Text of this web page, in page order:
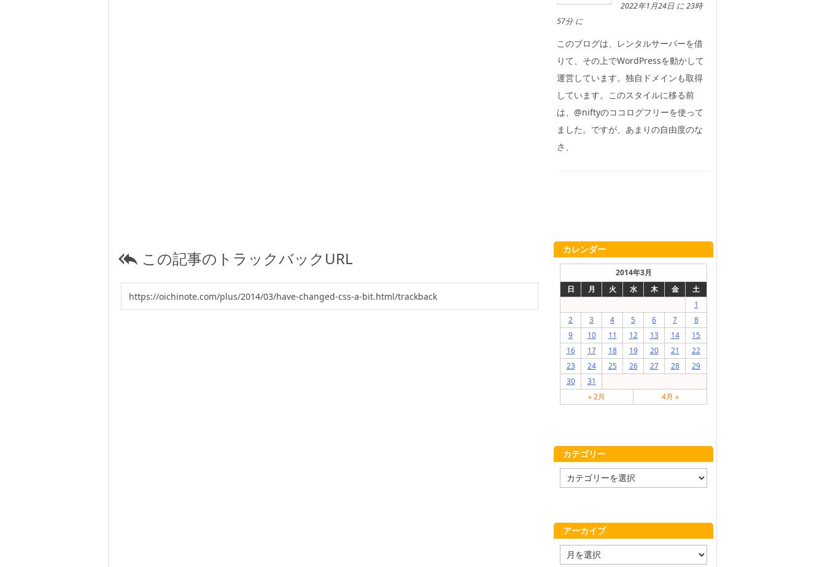
 この記事のトラックバックURL
2022年1月24日 に 23時
57分 に
このブログは、レンタルサーバーを借
りて、その上でWordPressを動かして
運営しています。独自ドメインも取得
しています。このスタイルに移る前
は、@niftyのココログフリーを使って
ました。ですが、あまりの自由度のな
さ、
カレンダー
2014年3月
日
月 火 水 木 金
土
1
2
3 4 5 6 7
8
9
10 11 12 13 14
15
16
17 18 19 20 21
22
23
24 25 26 27 28
29
30
31
« 2月
4月 »
カテゴリー
テ
ー
アーカイブ
ー